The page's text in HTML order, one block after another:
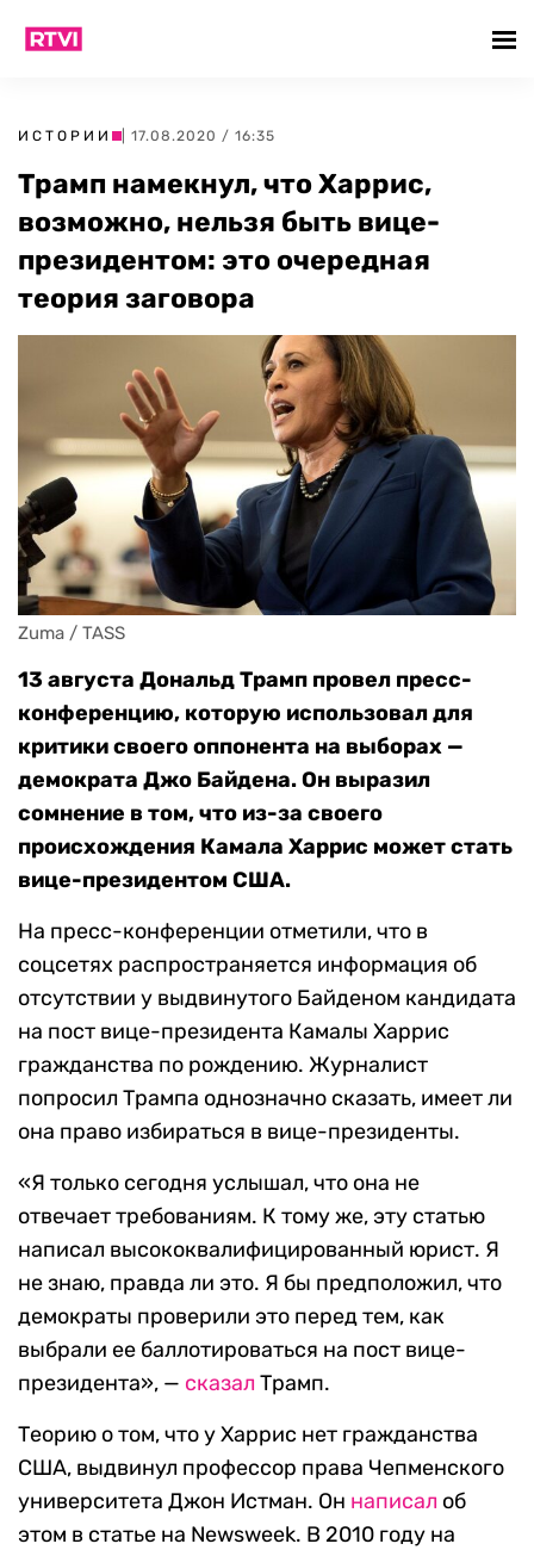
ИСТОРИИ | 17.08.2020 / 16:35
Трамп намекнул, что Харрис,
возможно, нельзя быть вице-
президентом: это очередная
теория заговора
Zuma / TASS
13 августа Дональд Трамп провел пресс-
конференцию, которую использовал для
критики своего оппонента на выборах —
демократа Джо Байдена. Он выразил
сомнение в том, что из-за своего
происхождения Камала Харрис может стать
вице-президентом США.
На пресс-конференции отметили, что в
соцсетях распространяется информация об
отсутствии у выдвинутого Байденом кандидата
на пост вице-президента Камалы Харрис
гражданства по рождению. Журналист
попросил Трампа однозначно сказать, имеет ли
она право избираться в вице-президенты.
«‎Я только сегодня услышал, что она не
отвечает требованиям. К тому же, эту статью
написал высококвалифицированный юрист. Я
не знаю, правда ли это. Я бы предположил, что
демократы проверили это перед тем, как
выбрали ее баллотироваться на пост вице-
президента», — сказал Трамп.
Теорию о том, что у Харрис нет гражданства
США, выдвинул профессор права Чепменского
университета Джон Истман. Он написал об
этом в статье на Newsweek. В 2010 году на